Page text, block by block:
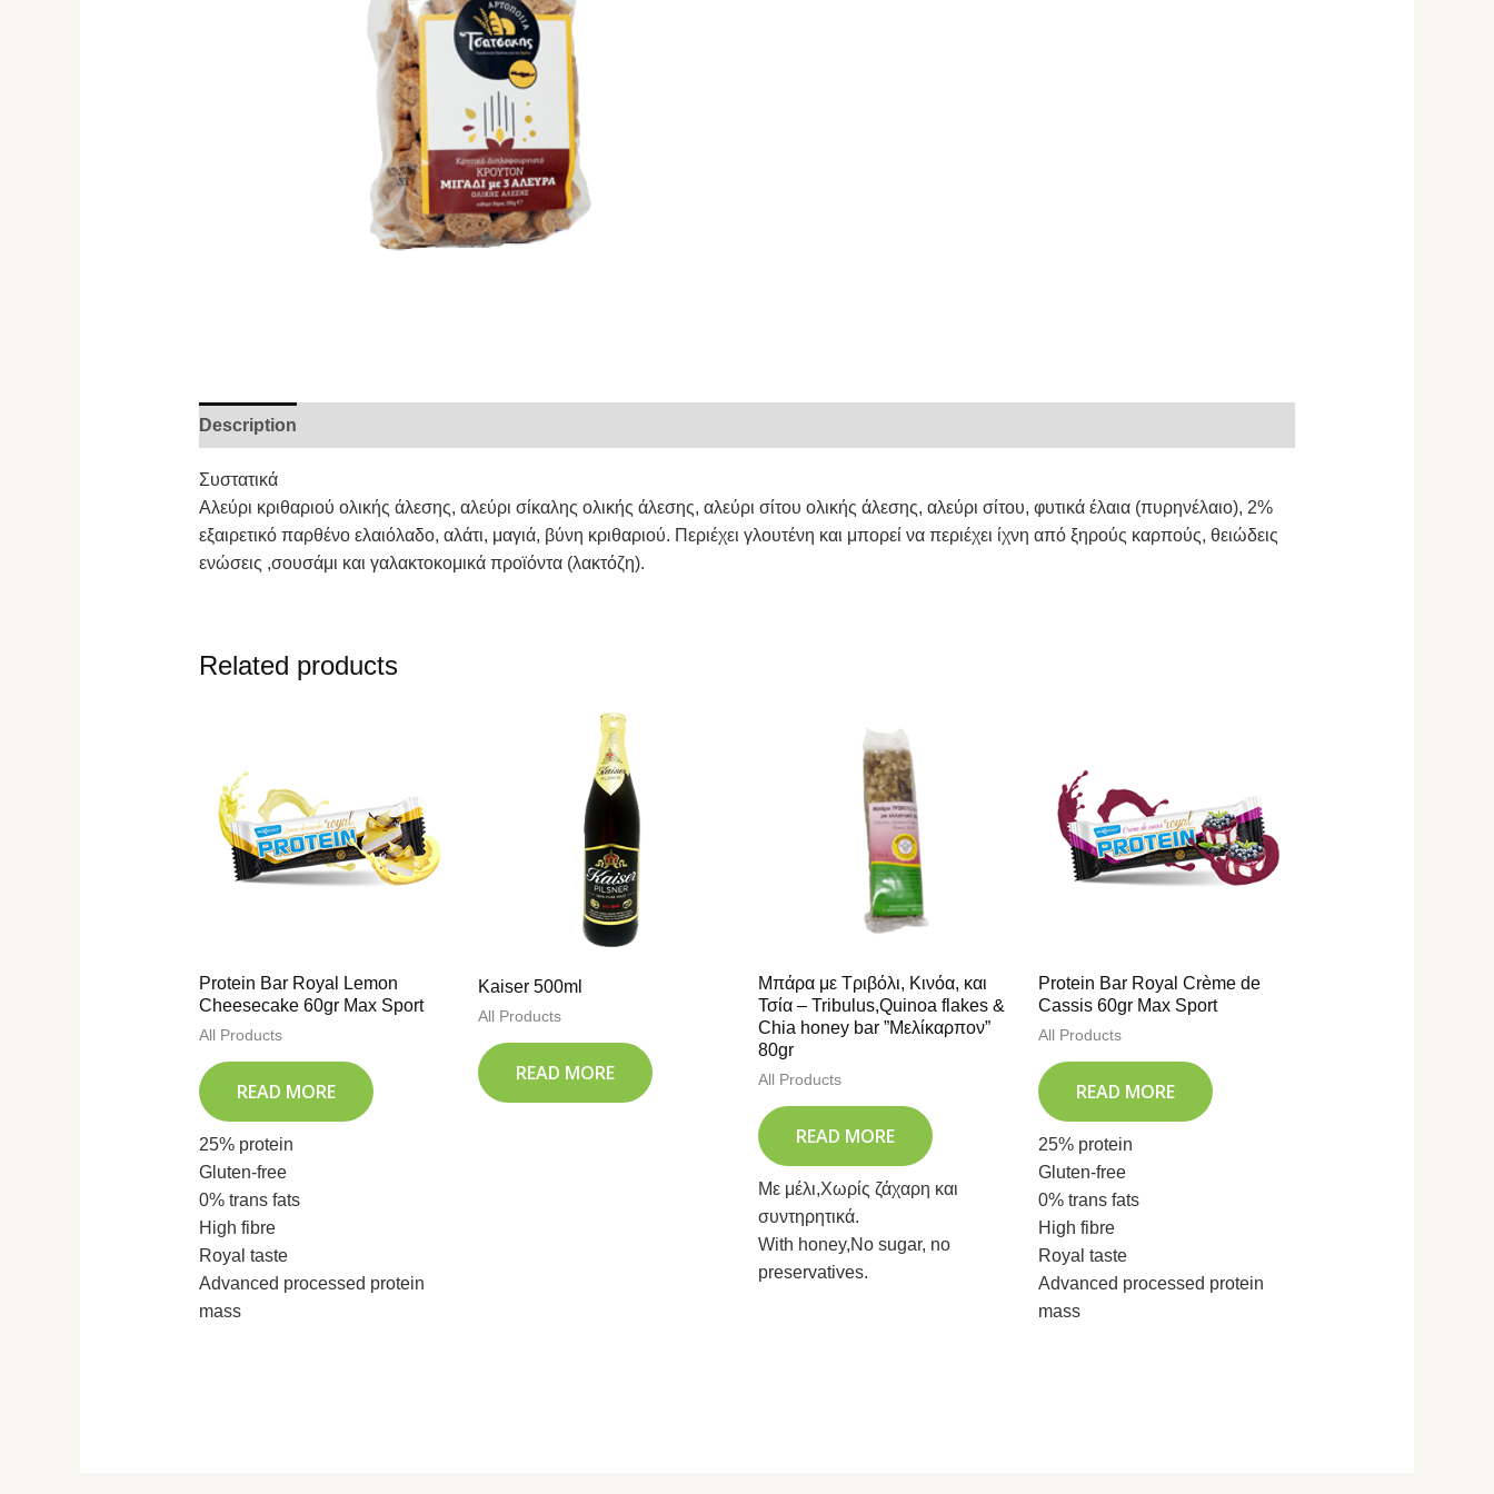
Description
Συστατικά
Αλεύρι κριθαριού ολικής άλεσης, αλεύρι σίκαλης ολικής άλεσης, αλεύρι σίτου ολικής άλεσης, αλεύρι σίτου, φυτικά έλαια (πυρηνέλαιο), 2%
εξαιρετικό παρθένο ελαιόλαδο, αλάτι, μαγιά, βύνη κριθαριού. Περιέχει γλουτένη και μπορεί να περιέχει ίχνη από ξηρούς καρπούς, θειώδεις
ενώσεις ,σουσάμι και γαλακτοκομικά προϊόντα (λακτόζη).
Related products
Protein Bar Royal Lemon
Cheesecake 60gr Max Sport
All Products
READ MORE
25% protein
Gluten-free
0% trans fats
High fibre
Royal taste
Advanced processed protein
mass
Kaiser 500ml
All Products
READ MORE
Μπάρα με Τριβόλι, Κινόα, και
Τσία – Tribulus,Quinoa flakes &
Chia honey bar ”Μελίκαρπον”
80gr
All Products
READ MORE
Με μέλι,Χωρίς ζάχαρη και
συντηρητικά.
With honey,No sugar, no
preservatives.
Protein Bar Royal Crème de
Cassis 60gr Max Sport
All Products
READ MORE
25% protein
Gluten-free
0% trans fats
High fibre
Royal taste
Advanced processed protein
mass